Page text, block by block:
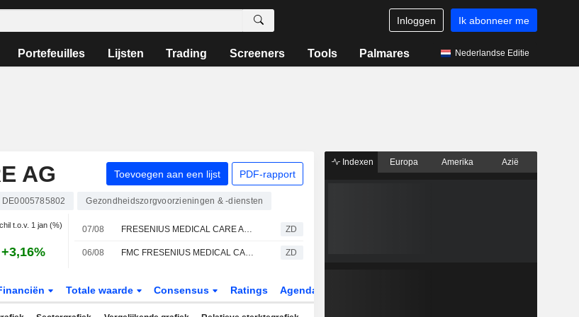
Inloggen Ik abonneer me
Portefeuilles Lijsten Trading Screeners Tools Palmares Nederlandse Editie
AG Toevoegen aan een lijst PDF-rapport
DE0005785802 Gezondheidszorgvoorzieningen & -diensten
t.o.v. 1 jan (%)
+3,16%
07/08 FRESENIUS MEDICAL CARE AG : Jefferies herhaalt het verkoopadvies ZD
06/08 FMC FRESENIUS MEDICAL CARE AG : DZ Bank ontvangt een koopadvies ZD
Totale waarde Consensus Ratings Agenda
Indexen Europa Amerika Azië